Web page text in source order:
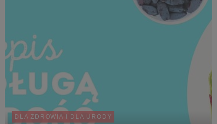
DLA ZDROWIA I DLA URODY